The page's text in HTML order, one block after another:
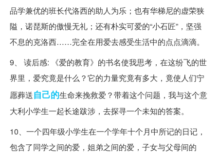
品学兼优的班长代洛西的助人为乐；也有华梯尼的虚荣狭
隘，诺琵斯的傲慢无礼；还有朴实可爱的“小石匠”，坚强
不息的克洛西……完全在用爱去感受生活中的点点滴滴。
9、 读后感: 《爱的教育》的书名使我思考，在这纷飞的世
界里，爱究竟是什么？它的力量究竟有多大，竟使人们宁
愿葬送自己的生命来挽救爱？带着这个问题，我与这个意
大利小学生一起长途跋涉，去探寻一个未知的答案。
10、一个四年级小学生在一个学年十个月中所记的日记，
包含了同学之间的爱，姐弟之间的爱，子女与父母间的